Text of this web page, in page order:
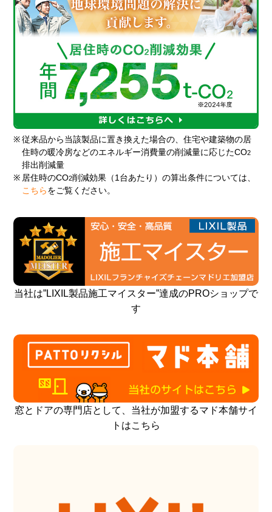
※ 従来品から当該製品に置き換えた場合の、住宅や建築物の居
住時の暖冷房などのエネルギー消費量の削減量に応じたCO2
排出削減量
※ 居住時のCO2削減効果（1台あたり）の算出条件については、
こちら をご覧ください。
当社は”LIXIL製品施工マイスター”達成のPROショップで
す
窓とドアの専門店として、当社が加盟するマド本舗サイ
トはこちら